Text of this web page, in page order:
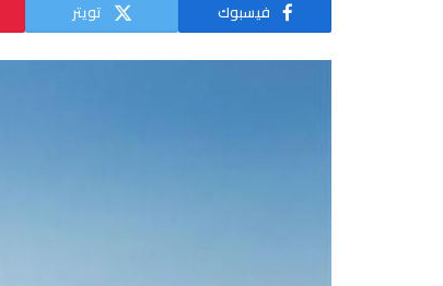
فيسبوك تويتر